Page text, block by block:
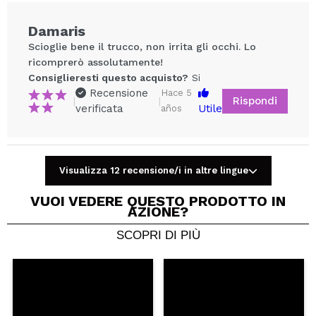
Consiglieresti questo acquisto? Si No
5/5
Damaris
Scioglie bene il trucco, non irrita gli occhi. Lo
ricomprerò assolutamente!
Consiglieresti questo acquisto? Si
|
Recensione
verificata
|
Hace 5
años
Utile
Rispondi
Visualizza 12 recensione/i in altre lingue
VUOI VEDERE QUESTO PRODOTTO IN
AZIONE?
SCOPRI DI PIÙ